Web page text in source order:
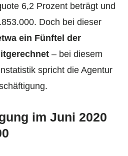
6,2 Prozent beträgt und
Doch bei dieser
ein Fünftel der
– bei diesem
spricht die Agentur
im Juni 2020